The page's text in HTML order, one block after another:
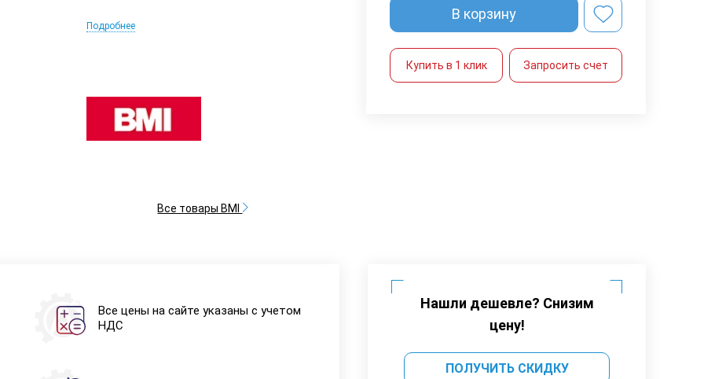
повреждений. Стальная лента длиной 50
Подробнее
Все товары BMI
В корзину
Купить в 1 клик Запросить счет
Все цены на сайте указаны с учетом
НДС
Нашли дешевле? Снизим
цену!
ПОЛУЧИТЬ СКИДКУ